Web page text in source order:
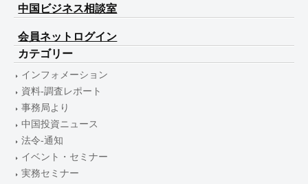
中国ビジネス相談室
会員ネットログイン
カテゴリー
インフォメーション
資料-調査レポート
事務局より
中国投資ニュース
法令-通知
イベント・セミナー
実務セミナー